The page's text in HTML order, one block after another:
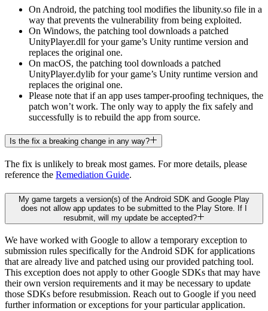
On Android, the patching tool modifies the libunity.so file in a
way that prevents the vulnerability from being exploited.
On Windows, the patching tool downloads a patched
UnityPlayer.dll for your game’s Unity runtime version and
replaces the original one.
On macOS, the patching tool downloads a patched
UnityPlayer.dylib for your game’s Unity runtime version and
replaces the original one.
Please note that if an app uses tamper-proofing techniques, the
patch won’t work. The only way to apply the fix safely and
successfully is to rebuild the app from source.
Is the fix a breaking change in any way?
The fix is unlikely to break most games. For more details, please
reference the Remediation Guide.
My game targets a version(s) of the Android SDK and Google Play
does not allow app updates to be submitted to the Play Store. If I
resubmit, will my update be accepted?
We have worked with Google to allow a temporary exception to
submission rules specifically for the Android SDK for applications
that are already live and patched using our provided patching tool.
This exception does not apply to other Google SDKs that may have
their own version requirements and it may be necessary to update
those SDKs before resubmission. Reach out to Google if you need
further information or exceptions for your particular application.